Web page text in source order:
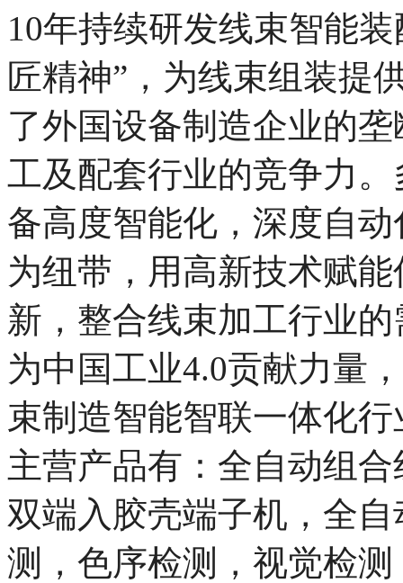
10年持续研发线束智能
匠精神”，为线束组装提
了外国设备制造企业的
工及配套行业的竞争力
备高度智能化，深度自
为纽带，用高新技术赋
新， 整合线束加工行业
为中国工业4.0贡献力量，
束制造智能智联一体化
主营产品有：全自动组
双端入胶壳端子机， 全自
测，色序检测，视觉检